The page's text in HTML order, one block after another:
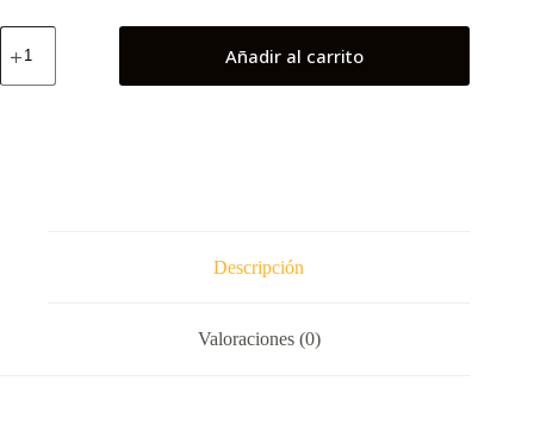
Lex
Luthor
Añadir al carrito
Descripción
Valoraciones (0)